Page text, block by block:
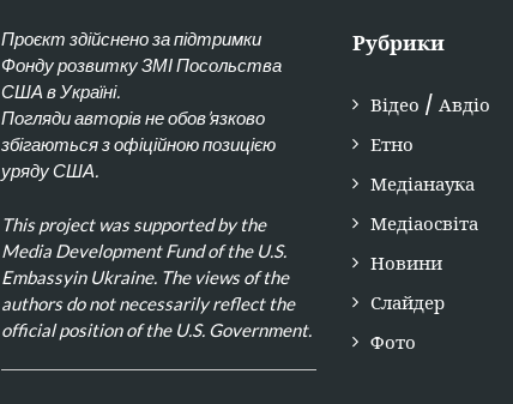
Проєкт здійснено за підтримки
Фонду розвитку ЗМІ Посольства
США в Україні.
Погляди авторів не обов’язково
збігаються з офіційною позицією
уряду США.
This project was supported by the
Media Development Fund of the U.S.
Embassyin Ukraine. The views of the
authors do not necessarily reflect the
official position of the U.S. Government.
Рубрики
Відео / Авдіо
Етно
Медіанаука
Медіаосвіта
Новини
Слайдер
Фото